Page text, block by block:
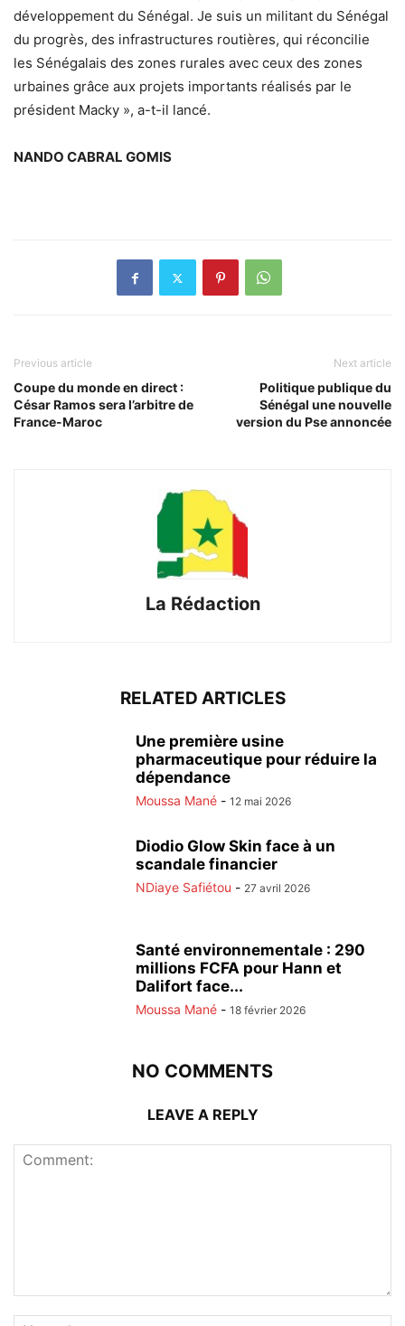
développement du Sénégal. Je suis un militant du Sénégal
du progrès, des infrastructures routières, qui réconcilie
les Sénégalais des zones rurales avec ceux des zones
urbaines grâce aux projets importants réalisés par le
président Macky », a-t-il lancé.
NANDO CABRAL GOMIS
Previous article
Coupe du monde en direct :
César Ramos sera l’arbitre de
France-Maroc
Next article
Politique publique du
Sénégal une nouvelle
version du Pse annoncée
La Rédaction
RELATED ARTICLES
Une première usine
pharmaceutique pour réduire la
dépendance
Moussa Mané - 12 mai 2026
Diodio Glow Skin face à un
scandale financier
NDiaye Safiétou - 27 avril 2026
Santé environnementale : 290
millions FCFA pour Hann et
Dalifort face...
Moussa Mané - 18 février 2026
NO COMMENTS
LEAVE A REPLY